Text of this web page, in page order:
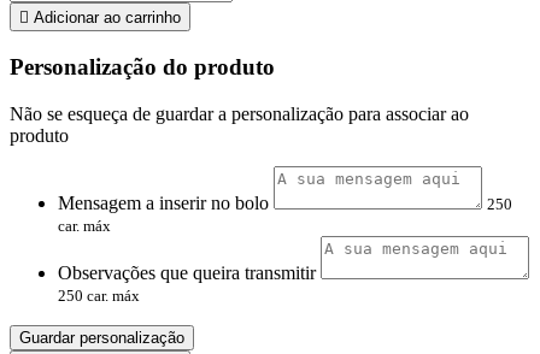
 Adicionar ao carrinho
Personalização do produto
Não se esqueça de guardar a personalização para associar ao
produto
Mensagem a inserir no bolo
250
car. máx
Observações que queira transmitir
250 car. máx
Guardar personalização